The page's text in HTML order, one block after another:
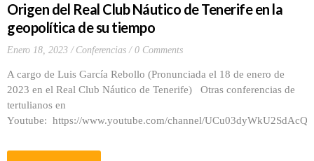
Origen del Real Club Náutico de Tenerife en la
geopolítica de su tiempo
Enero 18, 2023 Conferencias 0 Comments
A cargo de Luis García Rebollo (Pronunciada el 18 de enero de
2023 en el Real Club Náutico de Tenerife) Otras conferencias de
tertulianos en
Youtube: https://www.youtube.com/channel/